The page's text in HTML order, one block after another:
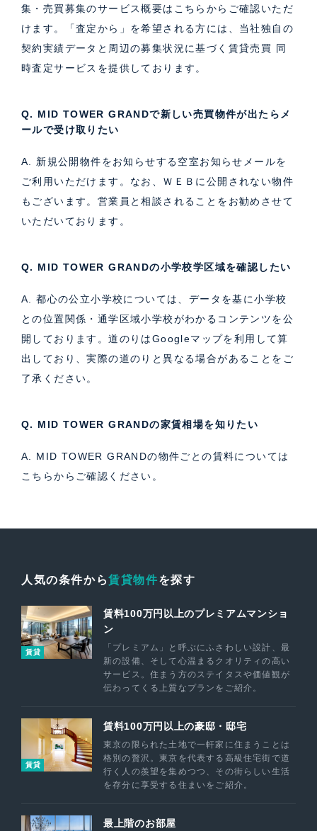
集・売買募集のサービス概要はこちら からご確認いただ
けます。「査定から」を希望される方には、当社独自の
契約実績データと周辺の募集状況に基づく 賃貸売買 同
時査定サービス を提供しております。
Q. MID TOWER GRANDで新しい売買物件が出たらメ
ールで受け取りたい
A. 新規公開物件をお知らせする空室お知らせメールを
ご利用いただけます。なお、ＷＥＢに公開されない物件
もございます。営業員と相談されることをお勧めさせて
いただいております。
Q. MID TOWER GRANDの小学校学区域を確認したい
A. 都心の公立小学校については、データを基に小学校
との位置関係・通学区域小学校がわかるコンテンツを公
開しております。道のりはGoogleマップを利用して算
出しており、実際の道のりと異なる場合があることをご
了承ください。
Q. MID TOWER GRANDの家賃相場を知りたい
A. MID TOWER GRANDの物件ごとの賃料については
こちらからご確認ください。
人気の条件から賃貸物件を探す
賃貸
賃料100万円以上のプレミアムマンショ
ン
「プレミアム」と呼ぶにふさわしい設計、最
新の設備、そして心温まるクオリティの高い
サービス。住まう方のステイタスや価値観が
伝わってくる上質なプランをご紹介。
賃貸
賃料100万円以上の豪邸・邸宅
東京の限られた土地で一軒家に住まうことは
格別の贅沢。東京を代表する高級住宅街で道
行く人の羨望を集めつつ、その街らしい生活
を存分に享受する住まいをご紹介。
最上階のお部屋